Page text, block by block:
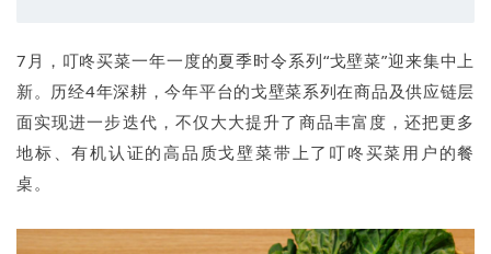
7月，叮咚买菜一年一度的夏季时令系列“戈壁菜”迎来集中上
新。历经4年深耕，今年平台的戈壁菜系列在商品及供应链层
面实现进一步迭代，不仅大大提升了商品丰富度，还把更多
地标、有机认证的高品质戈壁菜带上了叮咚买菜用户的餐
桌。